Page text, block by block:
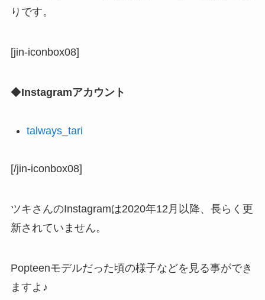
りです。
[jin-iconbox08]
◆Instagramアカウント
talways_tari
[/jin-iconbox08]
ツキさんのInstagramは2020年12月以降、長らく更
新されていません。
Popteenモデルだった頃の様子などを見る事ができ
ますよ♪